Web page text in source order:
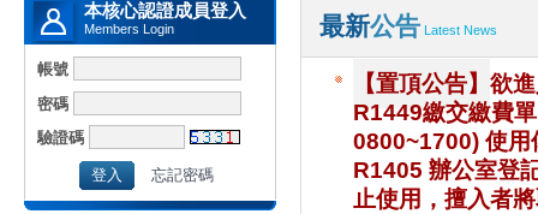
本核心認證成員登入
Members Login
帳號
密碼
驗證碼
忘記密碼
最新公告 Latest News
【置頂公告】 欲
R1449繳交繳費
0800~1700) 使用
R1405 辦公室登
止使用，擅入者